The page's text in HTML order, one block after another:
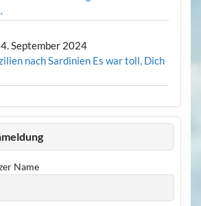
September 2024
nach Sardinien Es war toll, Dich
Name